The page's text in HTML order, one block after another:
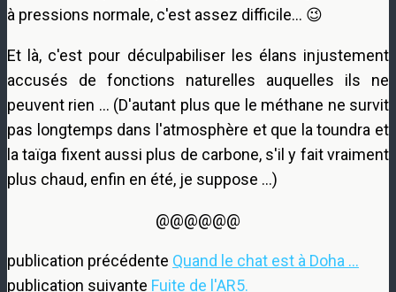
à pressions normale, c'est assez difficile… 😉
Et là, c'est pour déculpabiliser les élans injustement
accusés de fonctions naturelles auquelles ils ne
peuvent rien … (D'autant plus que le méthane ne survit
pas longtemps dans l'atmosphère et que la toundra et
la taïga fixent aussi plus de carbone, s'il y fait vraiment
plus chaud, enfin en été, je suppose …)
@@@@@@
publication précédente Quand le chat est à Doha ...
publication suivante Fuite de l'AR5.